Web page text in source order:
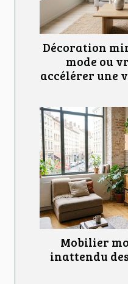
Décoration
mode ou
accélérer une
Mobilier
inattendu